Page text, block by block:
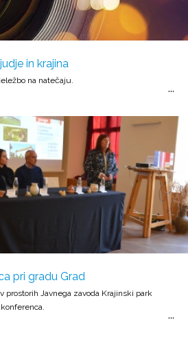
in krajina
na natečaju.
pri gradu Grad
prostorih Javnega zavoda Krajinski park